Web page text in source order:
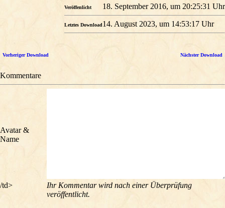
Veröffenlicht 18. September 2016, um 20:25:31 Uhr
Letztes Download14. August 2023, um 14:53:17 Uhr
Vorheriger Download Nächster Download
Kommentare
Avatar &
Name
/td>
Ihr Kommentar wird nach einer Überprüfung
veröffentlicht.